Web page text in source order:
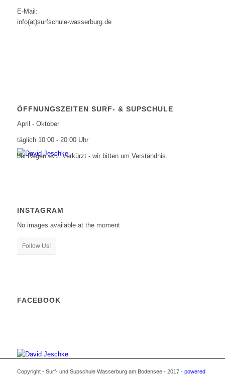
E-Mail:
info(at)surfschule-wasserburg.de
ÖFFNUNGSZEITEN SURF- & SUPSCHULE
April - Oktober
täglich 10:00 - 20:00 Uhr
bei Regen evtl. verkürzt - wir bitten um Verständnis.
INSTAGRAM
No images available at the moment
Follow Us!
FACEBOOK
Copyright - Surf- und Supschule Wasserburg am Bodensee - 2017 - powered